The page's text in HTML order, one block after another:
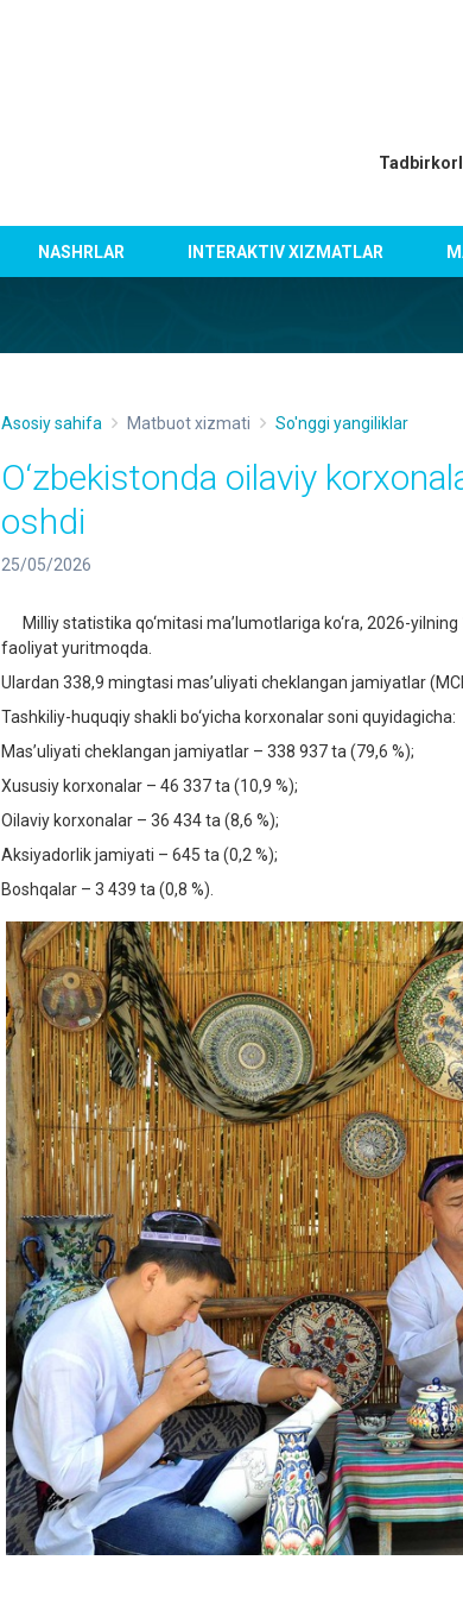
NASHRLAR INTERAKTIV XIZMATLAR
Asosiy sahifa Matbuot xizmati So'nggi yangiliklar
O‘zbekistonda oilaviy
oshdi
25/05/2026
Milliy statistika qo‘mitasi ma’lumotlariga ko‘ra, 2026-
faoliyat yuritmoqda.
Ulardan 338,9 mingtasi mas’uliyati cheklangan jamiyatlar
Tashkiliy-huquqiy shakli bo‘yicha korxonalar soni quyidagicha:
Mas’uliyati cheklangan jamiyatlar – 338 937 ta (79,6 %);
Xususiy korxonalar – 46 337 ta (10,9 %);
Oilaviy korxonalar – 36 434 ta (8,6 %);
Aksiyadorlik jamiyati – 645 ta (0,2 %);
Boshqalar – 3 439 ta (0,8 %).